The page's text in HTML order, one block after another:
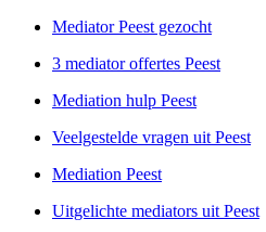
Mediator Peest gezocht
3 mediator offertes Peest
Mediation hulp Peest
Veelgestelde vragen uit Peest
Mediation Peest
Uitgelichte mediators uit Peest